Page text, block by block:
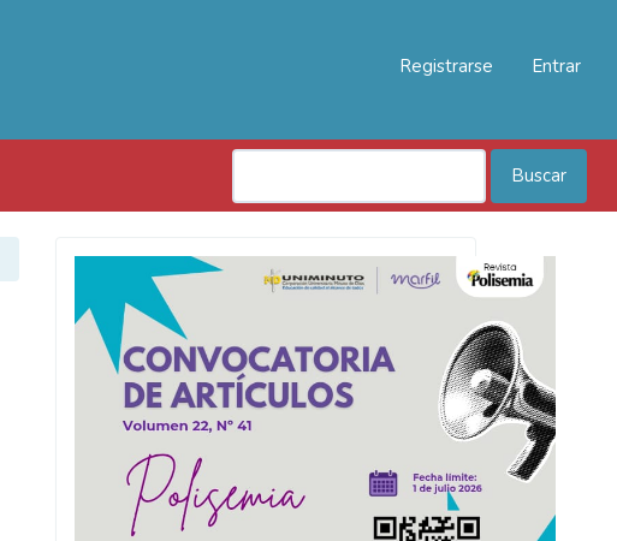
Registrarse Entrar
Buscar
Convocatoria
Polisemia
2026